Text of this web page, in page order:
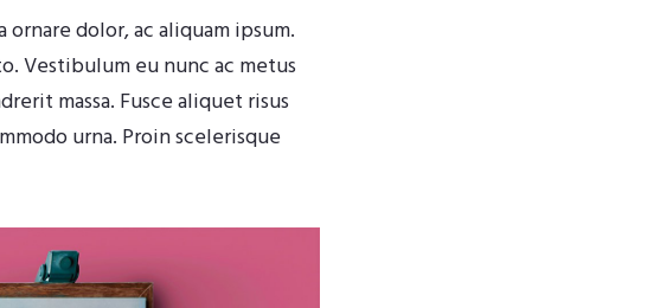
dolor, ac aliquam ipsum.
Vestibulum eu nunc ac metus
massa. Fusce aliquet risus
urna. Proin scelerisque